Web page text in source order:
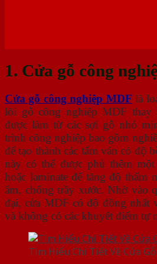
1. Cửa gỗ công
Cửa gỗ công nghiệp MDF là
lõi gỗ công nghiệp MDF
được làm từ các sợi gỗ nhỏ
trình công nghiệp bao gồm
để tạo thành các tấm ván có độ
này có thể được phủ thêm một
hoặc laminate để tăng độ thẩm
ẩm, chống trầy xước. Nhờ vào
đại, cửa MDF có độ đồng nhất
và không có các khuyết điểm tự
Tìm Hiểu Chi Tiết Về Cửa